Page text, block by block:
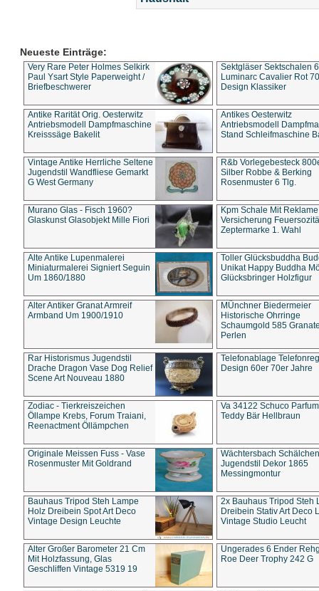
Neueste Einträge:
Very Rare Peter Holmes Selkirk
Paul Ysart Style Paperweight /
Briefbeschwerer
Sektgläser Sektschalen
Luminarc Cavalier Rot
Design Klassiker
Antike Rarität Orig. Oesterwitz
Antriebsmodell Dampfmaschine
Kreisssäge Bakelit
Antikes Oesterwitz
Antriebsmodell
Stand Schleifmaschine
Vintage Antike Herrliche Seltene
Jugendstil Wandfliese Gemarkt
G West Germany
R&b Vorlegebesteck
Silber Robbe & Berking
Rosenmuster 6 Tlg.
Murano Glas - Fisch 1960?
Glaskunst Glasobjekt Mille Fiori
Kpm Schale Mit Reklame
Versicherung
Zeptermarke 1. Wahl
Alte Antike Lupenmalerei
Miniaturmalerei Signiert Seguin
Um 1860/1880
Toller Glücksbuddha
Unikat Happy Buddha
Glücksbringer Holzfigur
Alter Antiker Granat Armreif
Armband Um 1900/1910
MÜnchner Biedermeier
Historische Ohrringe
Schaumgold 585
Perlen
Rar Historismus Jugendstil
Drache Dragon Vase Dog Relief
Scene Art Nouveau 1880
Telefonablage
Design 60er 70er Jahre
Zodiac - Tierkreiszeichen
Öllampe Krebs, Forum Traiani,
Reenactment Öllämpchen
Va 34122 Schuco
Teddy Bär Hellbraun
Originale Meissen Fuss - Vase
Rosenmuster Mit Goldrand
Wächtersbach Schälchen
Jugendstil Dekor 1865
Messingmontur
Bauhaus Tripod Steh Lampe
Holz Dreibein Spot Art Deco
Vintage Design Leuchte
2x Bauhaus Tripod Steh
Dreibein Stativ Art Deco
Vintage Studio Leucht
Alter Großer Barometer 21 Cm
Mit Holzfassung, Glas
Geschliffen Vintage 5319 19
Ungerades 6 Ender
Roe Deer Trophy 242 G